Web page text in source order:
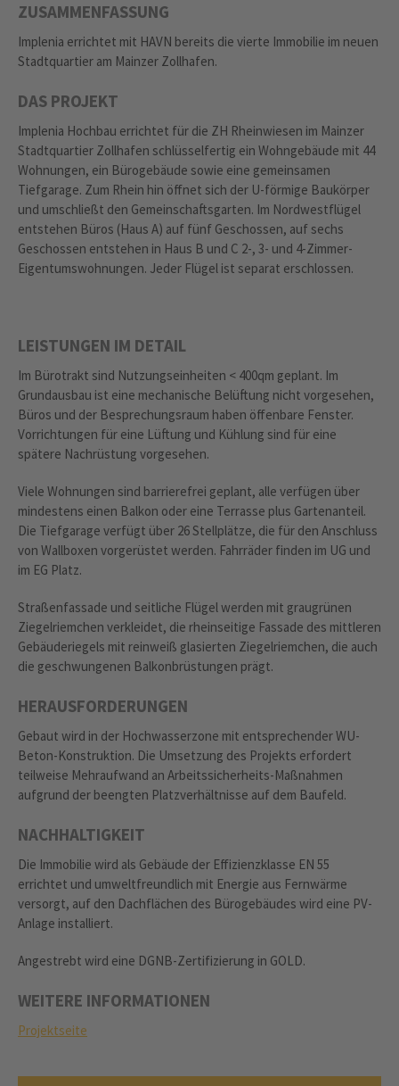
ZUSAMMENFASSUNG
Implenia errichtet mit HAVN bereits die vierte Immobilie im neuen
Stadtquartier am Mainzer Zollhafen.
DAS PROJEKT
Implenia Hochbau errichtet für die ZH Rheinwiesen im Mainzer
Stadtquartier Zollhafen schlüsselfertig ein Wohngebäude mit 44
Wohnungen, ein Bürogebäude sowie eine gemeinsamen
Tiefgarage. Zum Rhein hin öffnet sich der U-förmige Baukörper
und umschließt den Gemeinschaftsgarten. Im Nordwestflügel
entstehen Büros (Haus A) auf fünf Geschossen, auf sechs
Geschossen entstehen in Haus B und C 2-, 3- und 4-Zimmer-
Eigentumswohnungen. Jeder Flügel ist separat erschlossen.
LEISTUNGEN IM DETAIL
Im Bürotrakt sind Nutzungseinheiten < 400qm geplant. Im
Grundausbau ist eine mechanische Belüftung nicht vorgesehen,
Büros und der Besprechungsraum haben öffenbare Fenster.
Vorrichtungen für eine Lüftung und Kühlung sind für eine
spätere Nachrüstung vorgesehen.
Viele Wohnungen sind barrierefrei geplant, alle verfügen über
mindestens einen Balkon oder eine Terrasse plus Gartenanteil.
Die Tiefgarage verfügt über 26 Stellplätze, die für den Anschluss
von Wallboxen vorgerüstet werden. Fahrräder finden im UG und
im EG Platz.
Straßenfassade und seitliche Flügel werden mit graugrünen
Ziegelriemchen verkleidet, die rheinseitige Fassade des mittleren
Gebäuderiegels mit reinweiß glasierten Ziegelriemchen, die auch
die geschwungenen Balkonbrüstungen prägt.
HERAUSFORDERUNGEN
Gebaut wird in der Hochwasserzone mit entsprechender WU-
Beton-Konstruktion. Die Umsetzung des Projekts erfordert
teilweise Mehraufwand an Arbeitssicherheits-Maßnahmen
aufgrund der beengten Platzverhältnisse auf dem Baufeld.
NACHHALTIGKEIT
Die Immobilie wird als Gebäude der Effizienzklasse EN 55
errichtet und umweltfreundlich mit Energie aus Fernwärme
versorgt, auf den Dachflächen des Bürogebäudes wird eine PV-
Anlage installiert.
Angestrebt wird eine DGNB-Zertifizierung in GOLD.
WEITERE INFORMATIONEN
Projektseite